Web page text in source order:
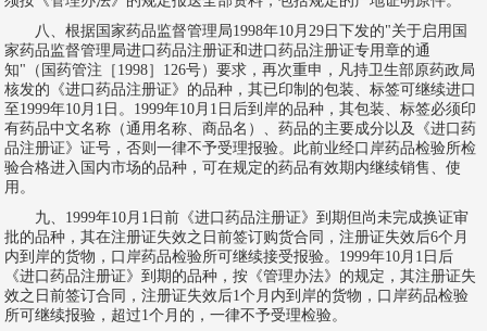
八、根据国家药品监督管理局1998年10月29日下发的"关于启用国
家药品监督管理局进口药品注册证和进口药品注册证专用章的通
知"（国药管注［1998］126号）要求，再次重申，凡持卫生部原药政局
核发的《进口药品注册证》的品种，其已印制的包装、标签可继续进口
至1999年10月1日。1999年10月1日后到岸的品种，其包装、标签必须印
有药品中文名称（通用名称、商品名）、药品的主要成分以及《进口药
品注册证》证号，否则一律不予受理报验。此前业经口岸药品检验所检
验合格进入国内市场的品种，可在规定的药品有效期内继续销售、使
用。
九、1999年10月1日前《进口药品注册证》到期但尚未完成换证审
批的品种，其在注册证失效之日前签订购货合同，注册证失效后6个月
内到岸的货物，口岸药品检验所可继续接受报验。1999年10月1日后
《进口药品注册证》到期的品种，按《管理办法》的规定，其注册证失
效之日前签订合同，注册证失效后1个月内到岸的货物，口岸药品检验
所可继续报验，超过1个月的，一律不予受理检验。